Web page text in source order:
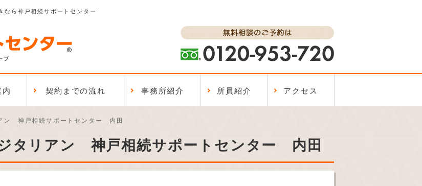
なら神戸相続サポートセンター
内 契約までの流れ 事務所紹介 所員紹介 アクセス
ン 神戸相続サポートセンター 内田
タリアン 神戸相続サポートセンター 内田